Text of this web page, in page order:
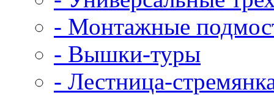
- Монтажные
- Вышки-туры
- Лестница-